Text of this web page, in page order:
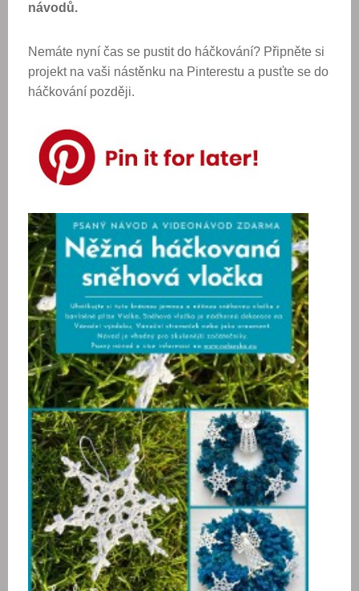
návodů.
Nemáte nyní čas se pustit do háčkování? Připněte si
projekt na vaši nástěnku na Pinterestu a pusťte se do
háčkování později.